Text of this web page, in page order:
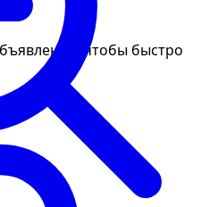
чтобы быстро